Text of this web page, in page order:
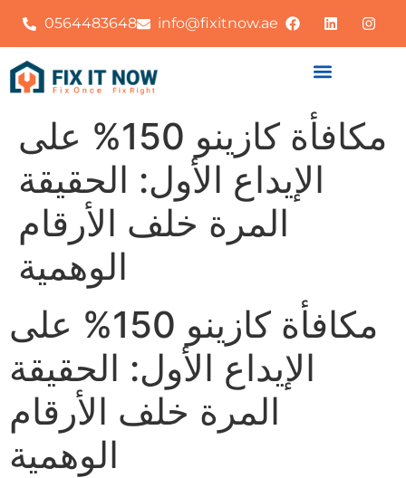
0564483648 info@fixitnow.ae
مكافأة كازينو 150% على
الإيداع الأول: الحقيقة
المرة خلف الأرقام
الوهمية
مكافأة كازينو 150% على
الإيداع الأول: الحقيقة
المرة خلف الأرقام
الوهمية